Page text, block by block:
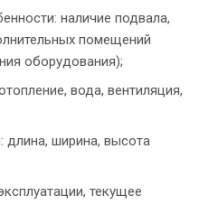
наличие подвала,
помещений
оборудования);
вода, вентиляция,
длина, ширина, высота
текущее